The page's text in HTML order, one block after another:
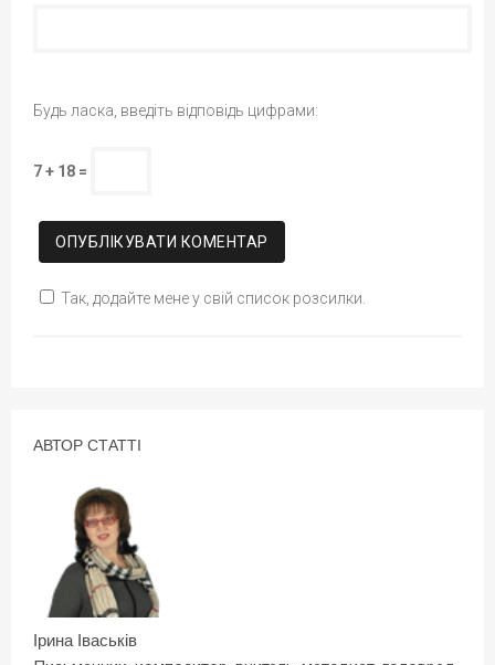
Будь ласка, введіть відповідь цифрами:
7 + 18 =
Так, додайте мене у свій список розсилки.
АВТОР СТАТТІ
Ірина Іваськів